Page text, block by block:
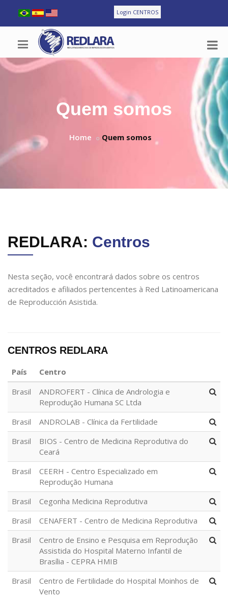
Login CENTROS
Quem somos
Home Quem somos
REDLARA: Centros
Nesta seção, você encontrará dados sobre os centros
acreditados e afiliados pertencentes à Red Latinoamericana
de Reproducción Asistida.
CENTROS REDLARA
País
Centro
Brasil
ANDROFERT - Clínica de Andrologia e
Reprodução Humana SC Ltda
Brasil
ANDROLAB - Clínica da Fertilidade
Brasil
BIOS - Centro de Medicina Reprodutiva do
Ceará
Brasil
CEERH - Centro Especializado em
Reprodução Humana
Brasil
Cegonha Medicina Reprodutiva
Brasil
CENAFERT - Centro de Medicina Reprodutiva
Brasil
Centro de Ensino e Pesquisa em Reprodução
Assistida do Hospital Materno Infantil de
Brasília - CEPRA HMIB
Brasil
Centro de Fertilidade do Hospital Moinhos de
Vento